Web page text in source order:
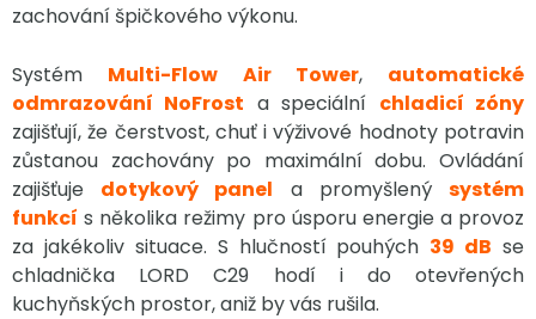
zachování špičkového výkonu.
Systém Multi-Flow Air Tower, automatické
odmrazování NoFrost a speciální chladicí zóny
zajišťují, že čerstvost, chuť i výživové hodnoty potravin
zůstanou zachovány po maximální dobu. Ovládání
zajišťuje dotykový panel a promyšlenýsystém
funkcí s několika režimy pro úsporu energie a provoz
za jakékoliv situace. S hlučností pouhých 39 dB se
chladnička LORD C29 hodí i do otevřených
kuchyňských prostor, aniž by vás rušila.